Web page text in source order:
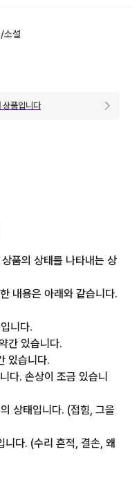
소설
상품입니다
품의 상태를 나타내는 상
내용은 아래와 같습니다.
니다.
간 있습니다.
있습니다.
다. 손상이 조금 있습니
상태입니다. (접힘, 그을
다. (수리 흔적, 결손, 왜